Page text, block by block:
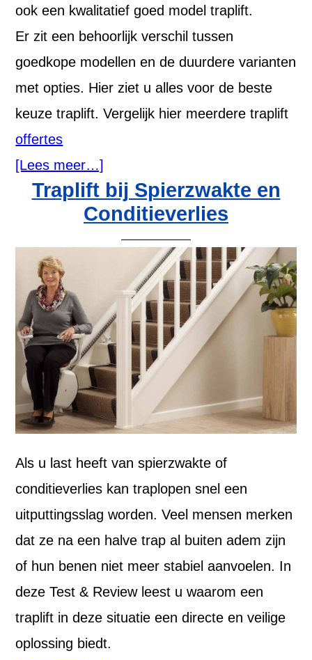
ook een kwalitatief goed model traplift.
Er zit een behoorlijk verschil tussen
goedkope modellen en de duurdere varianten
met opties. Hier ziet u alles voor de beste
keuze traplift. Vergelijk hier meerdere traplift
offertes
[Lees meer…]
Traplift bij Spierzwakte en
Conditieverlies
Als u last heeft van spierzwakte of
conditieverlies kan traplopen snel een
uitputtingsslag worden. Veel mensen merken
dat ze na een halve trap al buiten adem zijn
of hun benen niet meer stabiel aanvoelen. In
deze Test & Review leest u waarom een
traplift in deze situatie een directe en veilige
oplossing biedt.